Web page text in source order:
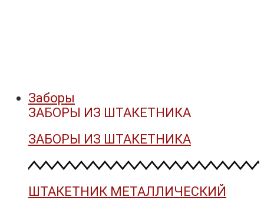
Заборы
ЗАБОРЫ ИЗ ШТАКЕТНИКА
ЗАБОРЫ ИЗ ШТАКЕТНИКА
ШТАКЕТНИК МЕТАЛЛИЧЕСКИЙ